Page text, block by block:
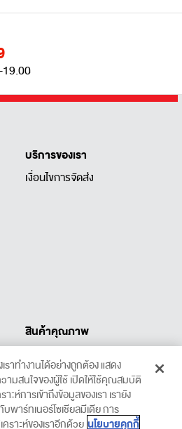
บริการของเรา
เงื่อนไขการจัดส่ง
สินค้าคุณภาพ
สินค้าและคูปอง
โปรโมชั่นและข่าวสาร
ราทำงานได้อย่างถูกต้อง แสดง
ามสนใจของผู้ใช้ เปิดให้ใช้คุณสมบัติ
ะห์การเข้าถึงข้อมูลของเรา เรายัง
พาร์ทเนอร์โซเชียลมีเดีย การ
ราะห์ของเราอีกด้วย นโยบายคุกกี้